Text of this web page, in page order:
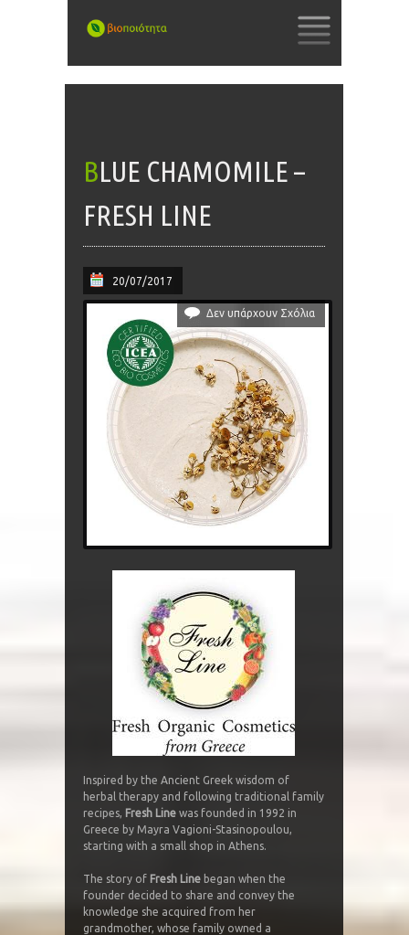
TO
BLUE CHAMOMILE –
FRESH LINE
20/07/2017
Δεν υπάρχουν Σχόλια
Inspired by the Ancient Greek wisdom of
herbal therapy and following traditional family
recipes, Fresh Line was founded in 1992 in
Greece by Mayra Vagioni-Stasinopoulou,
starting with a small shop in Athens.
The story of Fresh Line began when the
founder decided to share and convey the
knowledge she acquired from her
grandmother, whose family owned a